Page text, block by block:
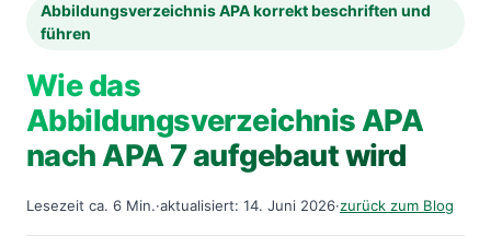
Abbildungsverzeichnis APA korrekt beschriften und
führen
Wie das
Abbildungsverzeichnis APA
nach APA 7 aufgebaut wird
Lesezeit ca. 6 Min.·aktualisiert: 14. Juni 2026·zurück zum Blog